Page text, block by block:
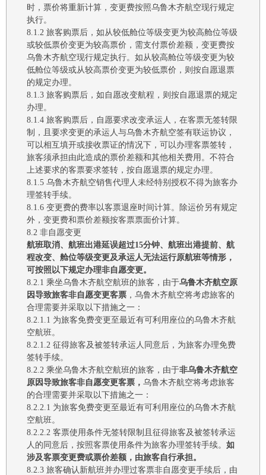
时，票价将重新计算，变更费按照乌鲁木齐航空现行规定
执行。
8.1.2 旅客购票后， 如从较低舱位等级变更为较高舱位等级
或较低票价变更为较高票价，需支付票价差额，变更费按
乌鲁木齐航空现行规定执行。 如从较高舱位等级变更为较
低舱位等级或从较高票价变更为较低票价， 则 按自愿退票
的规定办理。
8.1.3 旅客购票后，如自愿改变航程，则按自愿退票的规定
办理。
8.1.4 旅客购票后， 自愿要求改变承运人， 在客票无签转限
制，且要求变更的承运人与乌鲁木齐航空签有联运协议，
可以相互填开或接收票证的情况下， 可 以办理客票签转 ，
旅客须承担由此造成的票价差额和其他相关费用。不符合
上述要求的客票要求签转，按自愿退票的规定办理。
8.1.5 乌鲁木齐航空销售代理人未经特别授权不得为旅客办
理签转手续。
8.1.6 变更费的费率以客票退座时间计算。除运价另有规定
外，变更费和票价差额按客票票面价计算。
8.2 非自愿变更
航班取消、航班出港延误超过15分钟、航班出港提前、航
程改变、舱位等级变更及承运人无法运行原航班等情形，
可按照以下规定办理非自愿变更。
8.2.1 乘坐乌鲁木齐航空航班的旅客，由于乌鲁木齐航空原
因导致旅客非自愿变更客票 ， 乌鲁木齐航空将考虑旅客的
合理需要并采取以下措施之一：
8.2.1.1 为旅客免费变更至最近有可利用座位的乌鲁木齐航
空航班。
8.2.1.2 征得旅客及被签转承运人同意后，为旅客办理免费
签转手续。
8.2.2 乘坐乌鲁木齐航空航班的旅客，由于非乌鲁木齐航空
原因导致旅客非自愿变更客票， 乌鲁木齐航空将考虑旅客
的合理需要并采取以下措施之一：
8.2.2.1 为旅客免费变更至最近有可利用座位的乌鲁木齐航
空航班。
8.2.2.2 客票使用条件无签转限制且征得旅客及被签转承运
人的同意后，按照客票使用条件为旅客办理签转手续。 如
涉及客票变更费或票价差额，由旅客自行承担。
8.2.3 旅客确认新航班并办理过客票非自愿变更手续后，由